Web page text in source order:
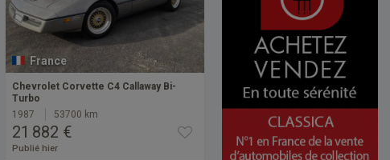
France
Chevrolet Corvette C4 Callaway Bi-
Turbo
1987
53700 km
21 882 €
Publié hier